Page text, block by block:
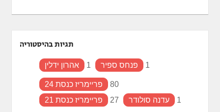
תגיות בהיסטוריה
אהרון ידלין 1 פנחס ספיר 1
פריימריז כנסת 24
80
פריימריז כנסת 21
27 עדנה סולודר 1